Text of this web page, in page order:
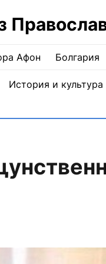
Афон Болгария
История и культура